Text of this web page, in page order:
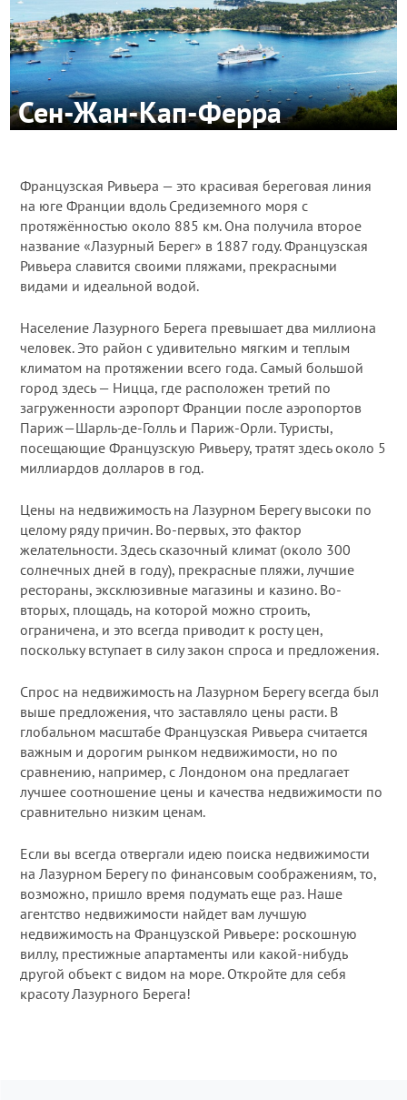
Сен-Жан-Кап-Ферра
Французская Ривьера — это красивая береговая линия
на юге Франции вдоль Средиземного моря с
протяжённостью около 885 км. Она получила второе
название «Лазурный Берег» в 1887 году. Французская
Ривьера славится своими пляжами, прекрасными
видами и идеальной водой.
Население Лазурного Берега превышает два миллиона
человек. Это район с удивительно мягким и теплым
климатом на протяжении всего года. Самый большой
город здесь — Ницца, где расположен третий по
загруженности аэропорт Франции после аэропортов
Париж—Шарль-де-Голль и Париж-Орли. Туристы,
посещающие Французскую Ривьеру, тратят здесь около 5
миллиардов долларов в год.
Цены на недвижимость на Лазурном Берегу высоки по
целому ряду причин. Во-первых, это фактор
желательности. Здесь сказочный климат (около 300
солнечных дней в году), прекрасные пляжи, лучшие
рестораны, эксклюзивные магазины и казино. Во-
вторых, площадь, на которой можно строить,
ограничена, и это всегда приводит к росту цен,
поскольку вступает в силу закон спроса и предложения.
Спрос на недвижимость на Лазурном Берегу всегда был
выше предложения, что заставляло цены расти. В
глобальном масштабе Французская Ривьера считается
важным и дорогим рынком недвижимости, но по
сравнению, например, с Лондоном она предлагает
лучшее соотношение цены и качества недвижимости по
сравнительно низким ценам.
Если вы всегда отвергали идею поиска недвижимости
на Лазурном Берегу по финансовым соображениям, то,
возможно, пришло время подумать еще раз. Наше
агентство недвижимости найдет вам лучшую
недвижимость на Французской Ривьере: роскошную
виллу, престижные апартаменты или какой-нибудь
другой объект с видом на море. Откройте для себя
красоту Лазурного Берега!